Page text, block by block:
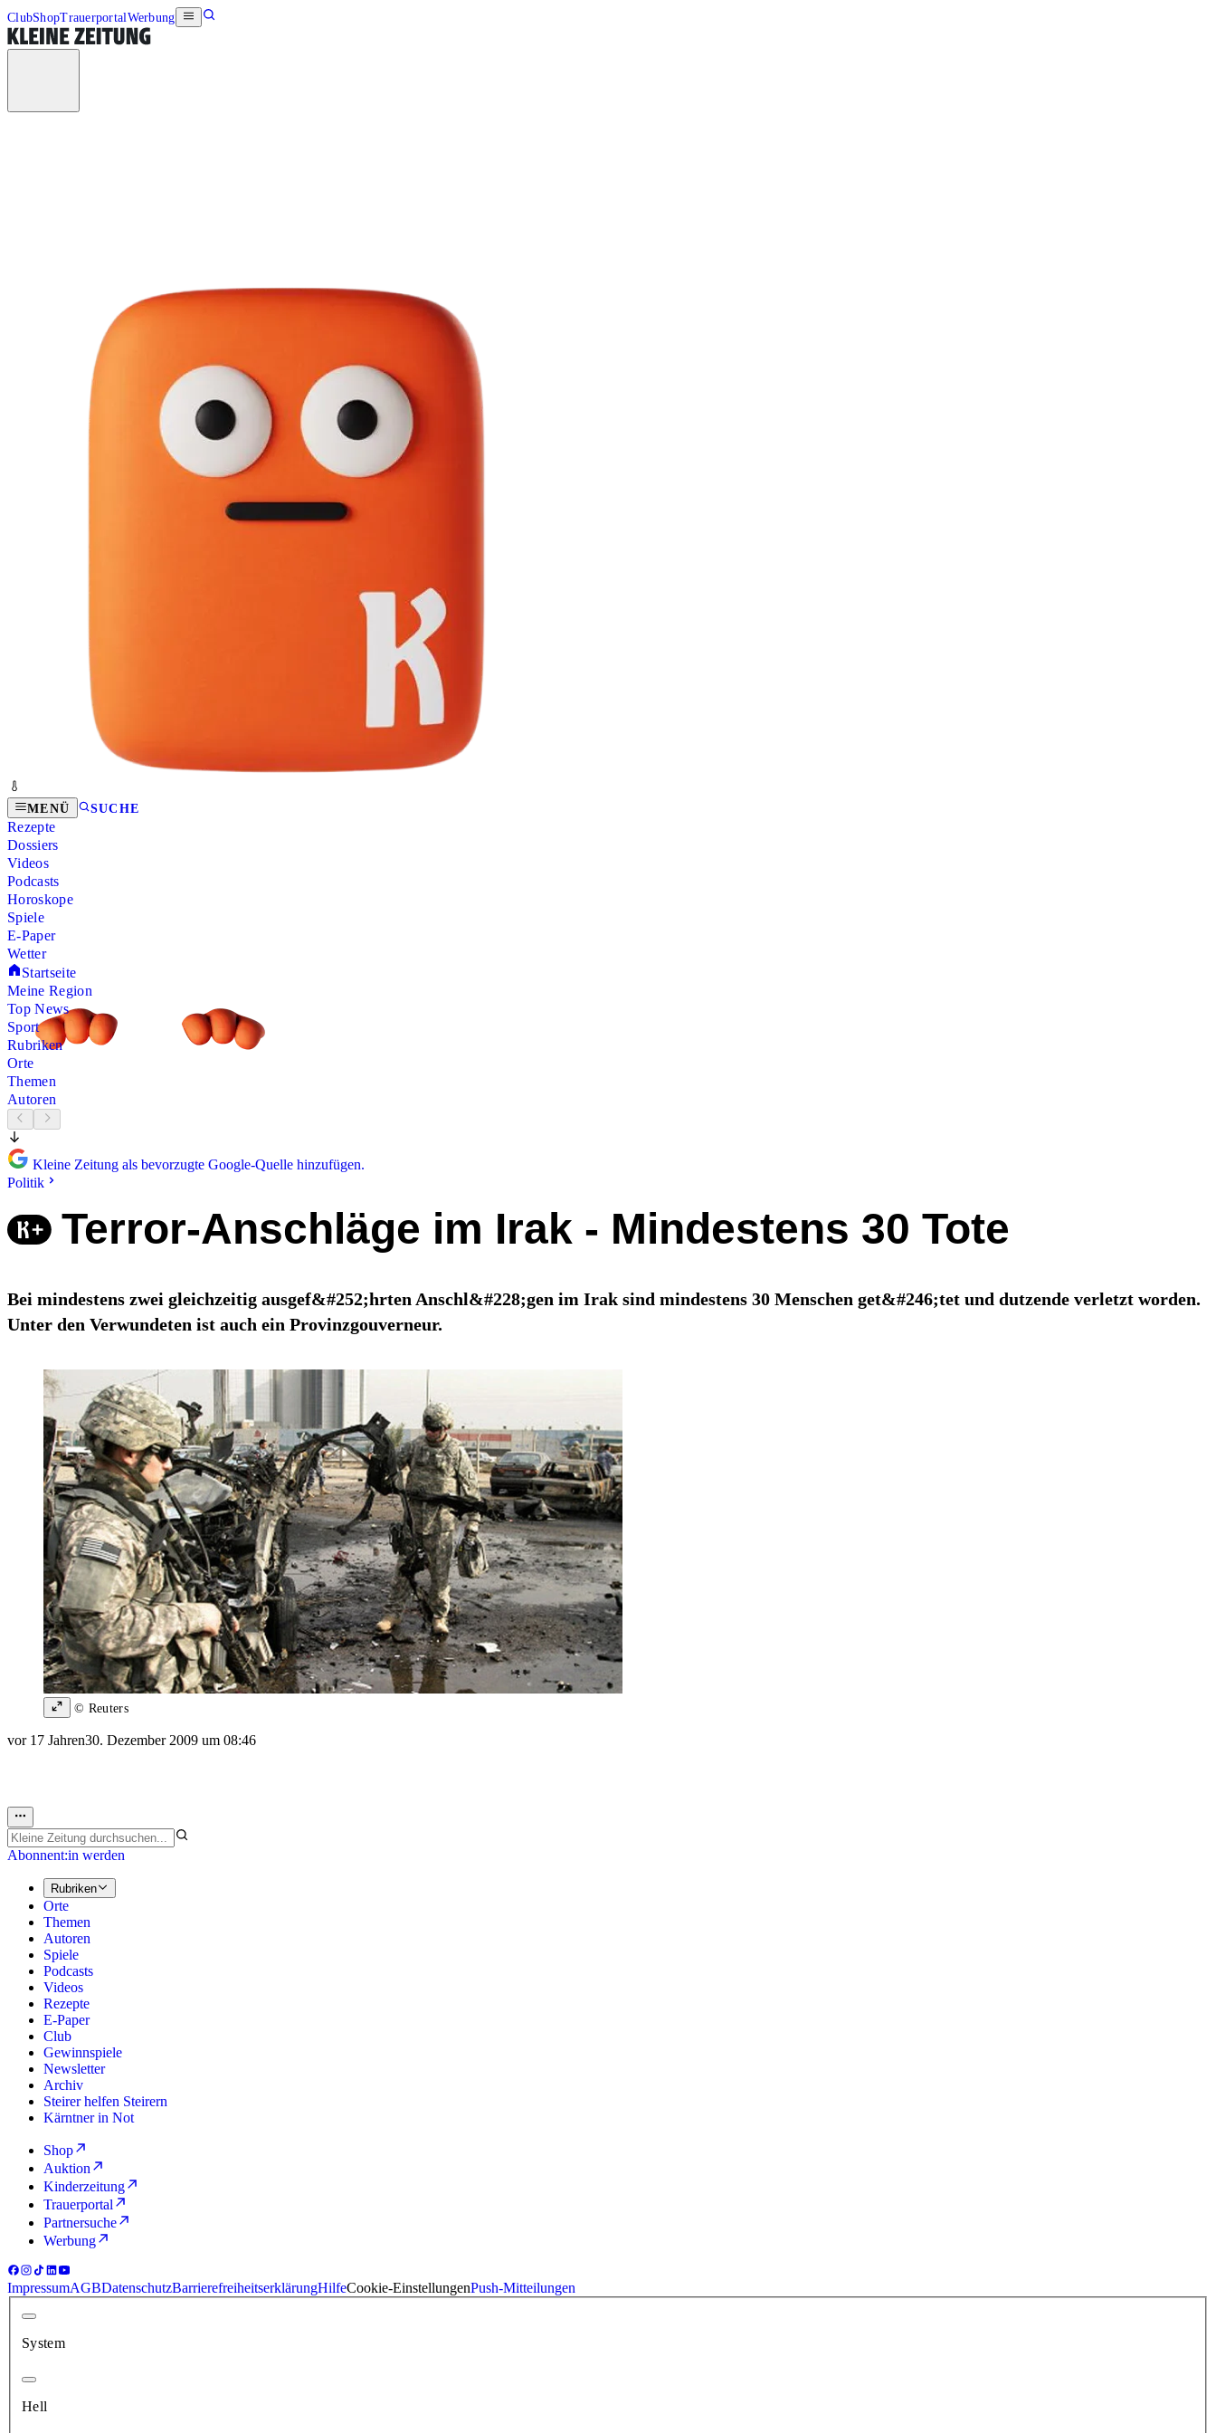
ClubShopTrauerportalWerbung
MENÜ SUCHE
Rezepte
Dossiers
Videos
Podcasts
Horoskope
Spiele
E-Paper
Wetter
Startseite
Meine Region
Top News
Sport
Rubriken
Orte
Themen
Autoren
Kleine Zeitung als bevorzugte Google-Quelle hinzufügen.
Politik
Terror-Anschläge im Irak - Mindestens 30 Tote
Bei mindestens zwei gleichzeitig ausgef&#252;hrten Anschl&#228;gen im Irak sind mindestens 30 Menschen get&#246;tet und dutzende verletzt worden.
Unter den Verwundeten ist auch ein Provinzgouverneur.
© Reuters
vor 17 Jahren30. Dezember 2009 um 08:46
Abonnent:in werden
Rubriken
Orte
Themen
Autoren
Spiele
Podcasts
Videos
Rezepte
E-Paper
Club
Gewinnspiele
Newsletter
Archiv
Steirer helfen Steirern
Kärntner in Not
Shop
Auktion
Kinderzeitung
Trauerportal
Partnersuche
Werbung
ImpressumAGBDatenschutzBarrierefreiheitserklärungHilfeCookie-EinstellungenPush-Mitteilungen
System
Hell